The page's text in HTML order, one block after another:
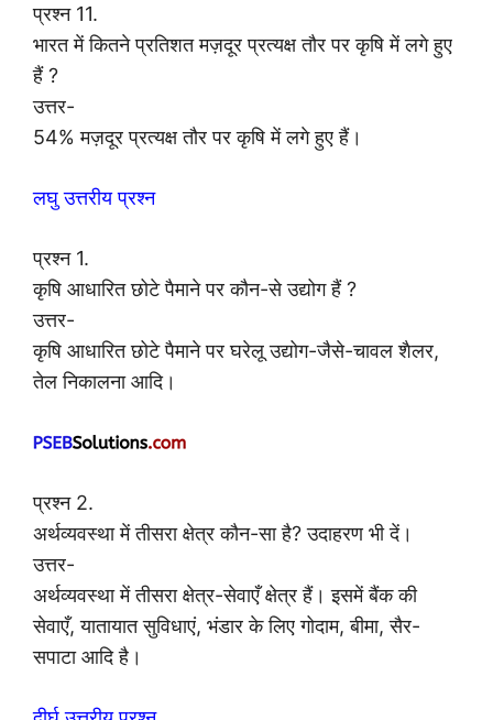
प्रश्न 11.
भारत में कितने प्रतिशत मज़दूर प्रत्यक्ष तौर पर कृषि में लगे हुए
हैं ?
उत्तर-
54% मज़दूर प्रत्यक्ष तौर पर कृषि में लगे हुए हैं।
लघु उत्तरीय प्रश्न
प्रश्न 1.
कृषि आधारित छोटे पैमाने पर कौन-से उद्योग हैं ?
उत्तर-
कृषि आधारित छोटे पैमाने पर घरेलू उद्योग-जैसे-चावल शैलर,
तेल निकालना आदि।
प्रश्न 2.
अर्थव्यवस्था में तीसरा क्षेत्र कौन-सा है? उदाहरण भी दें।
उत्तर-
अर्थव्यवस्था में तीसरा क्षेत्र-सेवाएँ क्षेत्र हैं। इसमें बैंक की
सेवाएँ, यातायात सुविधाएं, भंडार के लिए गोदाम, बीमा, सैर-
सपाटा आदि है।